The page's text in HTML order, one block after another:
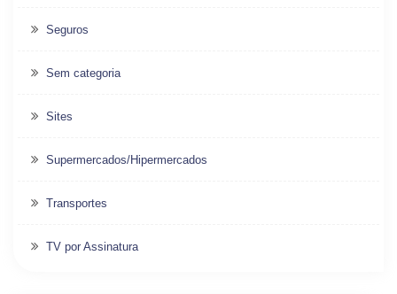
Seguros
Sem categoria
Sites
Supermercados/Hipermercados
Transportes
TV por Assinatura